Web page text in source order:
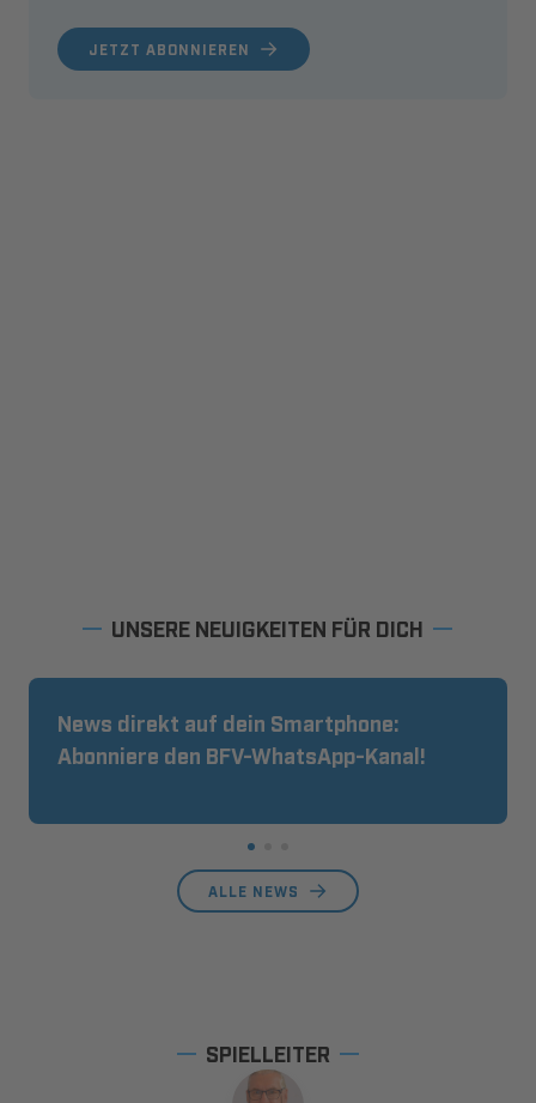
JETZT ABONNIEREN
UNSERE NEUIGKEITEN FÜR DICH
News direkt auf dein Smartphone:
Abonniere den BFV-WhatsApp-Kanal!
ALLE NEWS
SPIELLEITER